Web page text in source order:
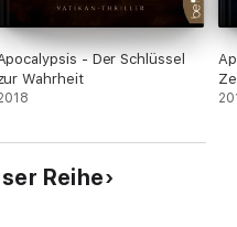
- Der Schlüssel
Wahrheit
Reihe